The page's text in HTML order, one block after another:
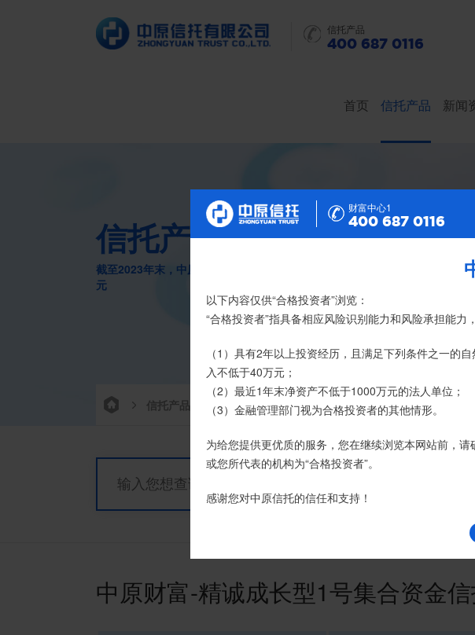
信托产品
400 687 0116
首页 信托产品 新闻
信托产品
截至2023年末，中原信托累计管理信托财产16088亿元，按时足额交付到期
元
信托产品 热销产品 栏目首页 热销产品
中原财富-精诚成长型1号集合资金
财富中心2
400 687 0116
尊敬的投资者：
合格投资者认证、风险测评、录音录像及电子合同
我司信托产品账户均以我司名义开立，所有认购信
时，请注意不要向任何非我司账户转账、支付现金。
如有疑问，请联系您的专属客户经理或咨询我司客
财富中心1
400 687 0116
以下内容仅供“合格投资者”浏览：
“合格投资者”指具备相应风险识别能力和风险承担能
（1）具有2年以上投资经历，且满足下列条件之一的
入不低于40万元；
（2）最近1年末净资产不低于1000万元的法人单位；
（3）金融管理部门视为合格投资者的其他情形。
为给您提供更优质的服务，您在继续浏览本网站前，
或您所代表的机构为“合格投资者”。
感谢您对中原信托的信任和支持！